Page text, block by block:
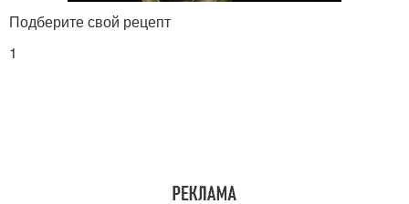
Подберите свой рецепт
1